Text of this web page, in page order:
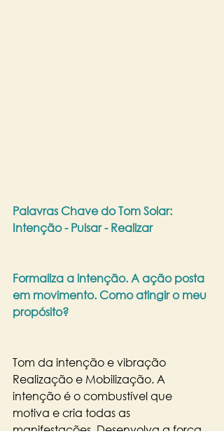
Palavras Chave do Tom Solar:
Intenção - Pulsar - Realizar
Formaliza a intenção. A ação posta
em movimento. Como atingir o meu
propósito?
Tom da intenção e vibração
Realização e Mobilização. A
intenção é o combustível que
motiva e cria todas as
manifestações. Desenvolva a força